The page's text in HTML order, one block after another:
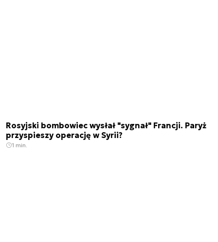
Rosyjski bombowiec wysłał "sygnał" Francji. Paryż
przyspieszy operację w Syrii?
1 min.